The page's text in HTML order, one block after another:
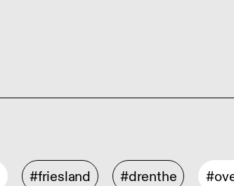
#friesland #drenthe